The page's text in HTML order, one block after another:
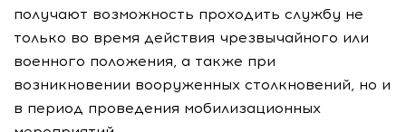
получают возможность проходить службу не
только во время действия чрезвычайного или
военного положения, а также при
возникновении вооруженных столкновений, но и
в период проведения мобилизационных